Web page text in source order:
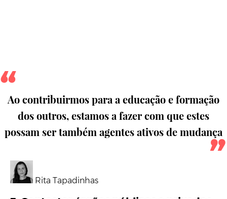
Ao contribuirmos para a educação e formação
dos outros, estamos a fazer com que estes
possam ser também agentes ativos de mudança
Rita Tapadinhas